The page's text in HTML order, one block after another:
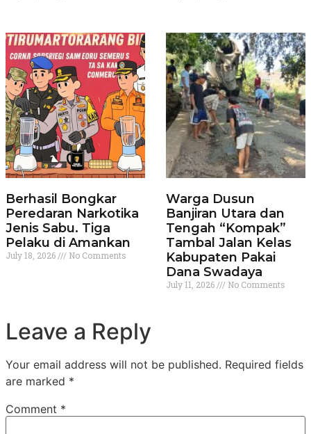
Berhasil Bongkar
Peredaran Narkotika
Jenis Sabu. Tiga
Pelaku di Amankan
July 18, 2026 No Comments
Warga Dusun
Banjiran Utara dan
Tengah “Kompak”
Tambal Jalan Kelas
Kabupaten Pakai
Dana Swadaya
July 11, 2026 No Comments
Leave a Reply
Your email address will not be published. Required fields
are marked *
Comment *